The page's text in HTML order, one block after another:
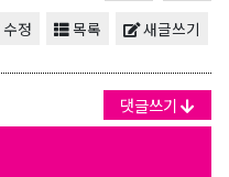
새글쓰기
목록
수정
댓글쓰기